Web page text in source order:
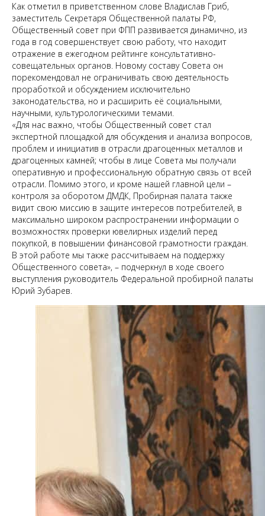
Как отметил в приветственном слове Владислав Гриб,
заместитель Секретаря Общественной палаты РФ,
Общественный совет при ФПП развивается динамично, из
года в год совершенствует свою работу, что находит
отражение в ежегодном рейтинге консультативно-
совещательных органов. Новому составу Совета он
порекомендовал не ограничивать свою деятельность
проработкой и обсуждением исключительно
законодательства, но и расширить её социальными,
научными, культурологическими темами.
«Для нас важно, чтобы Общественный совет стал
экспертной площадкой для обсуждения и анализа вопросов,
проблем и инициатив в отрасли драгоценных металлов и
драгоценных камней; чтобы в лице Совета мы получали
оперативную и профессиональную обратную связь от всей
отрасли. Помимо этого, и кроме нашей главной цели –
контроля за оборотом ДМДК, Пробирная палата также
видит свою миссию в защите интересов потребителей, в
максимально широком распространении информации о
возможностях проверки ювелирных изделий перед
покупкой, в повышении финансовой грамотности граждан.
В этой работе мы также рассчитываем на поддержку
Общественного совета», – подчеркнул в ходе своего
выступления руководитель Федеральной пробирной палаты
Юрий Зубарев.